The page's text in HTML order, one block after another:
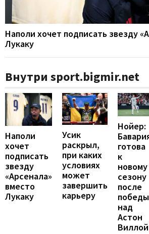
Наполи хочет подписать звезду
Лукаку
Внутри sport.bigmir.net
Наполи
хочет
подписать
звезду
«Арсенала»
вместо
Лукаку
Усик
раскрыл,
при каких
условиях
может
завершить
карьеру
Нойер:
готова
к
новому
сезону
после
победы
над
Астон
Виллой